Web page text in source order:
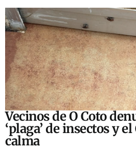
Vecinos de O Coto
‘plaga’ de insectos y
calma